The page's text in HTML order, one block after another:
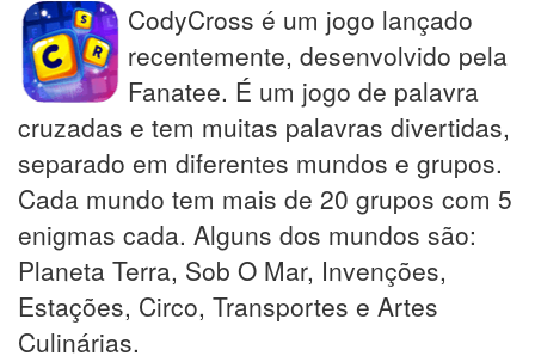
CodyCross é um jogo lançado
recentemente, desenvolvido pela
Fanatee. É um jogo de palavra
cruzadas e tem muitas palavras divertidas,
separado em diferentes mundos e grupos.
Cada mundo tem mais de 20 grupos com 5
enigmas cada. Alguns dos mundos são:
Planeta Terra, Sob O Mar, Invenções,
Estações, Circo, Transportes e Artes
Culinárias.